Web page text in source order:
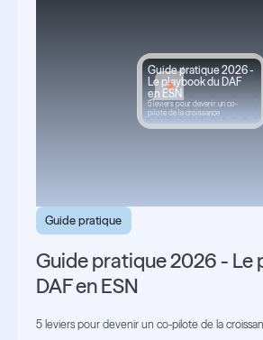
Guide pratique 2026 -
Le playbook du DAF
en ESN
5 leviers pour devenir un co-
pilote de la croissance
Guide pratique
Guide pratique 2026 - Le
DAF en ESN
5 leviers pour devenir un co-pilote de la